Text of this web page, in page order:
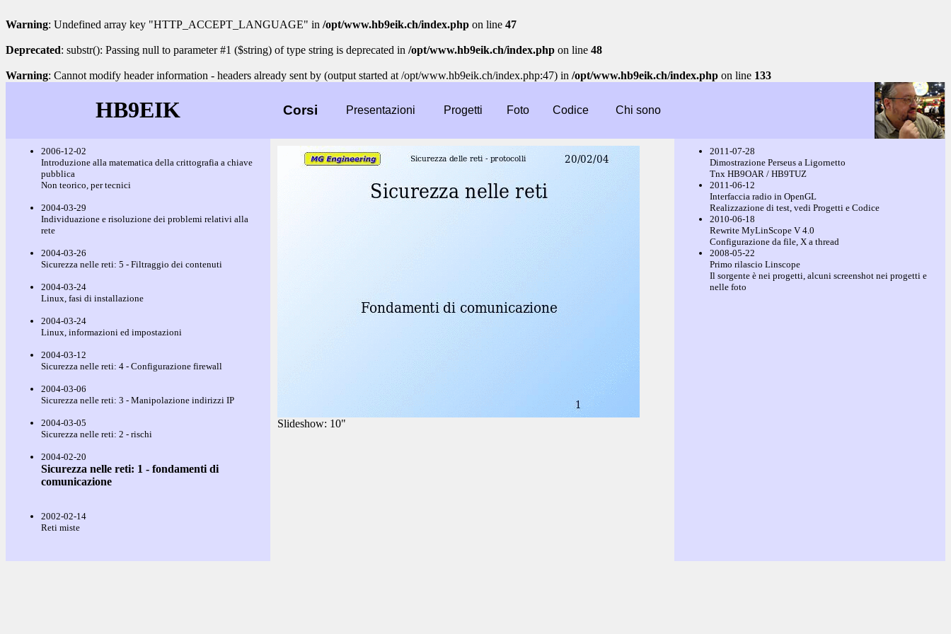
Warning: Undefined array key "HTTP_ACCEPT_LANGUAGE" in /opt/www.hb9eik.ch/index.php on line 47
Deprecated: substr(): Passing null to parameter #1 ($string) of type string is deprecated in /opt/www.hb9eik.ch/index.php on line 48
Warning: Cannot modify header information - headers already sent by (output started at /opt/www.hb9eik.ch/index.php:47) in /opt/www.hb9eik.ch/index.php on line 133
HB9EIK Corsi Presentazioni Progetti Foto Codice Chi sono
2006-12-02
Introduzione alla matematica della crittografia a chiave
pubblica
Non teorico, per tecnici
2004-03-29
Individuazione e risoluzione dei problemi relativi alla
rete
2004-03-26
Sicurezza nelle reti: 5 - Filtraggio dei contenuti
2004-03-24
Linux, fasi di installazione
2004-03-24
Linux, informazioni ed impostazioni
2004-03-12
Sicurezza nelle reti: 4 - Configurazione firewall
2004-03-06
Sicurezza nelle reti: 3 - Manipolazione indirizzi IP
2004-03-05
Sicurezza nelle reti: 2 - rischi
2004-02-20
Sicurezza nelle reti: 1 - fondamenti di
comunicazione
2002-02-14
Reti miste
Slideshow: 10"
2011-07-28
Dimostrazione Perseus a Ligornetto
Tnx HB9OAR / HB9TUZ
2011-06-12
Interfaccia radio in OpenGL
Realizzazione di test, vedi Progetti e Codice
2010-06-18
Rewrite MyLinScope V 4.0
Configurazione da file, X a thread
2008-05-22
Primo rilascio Linscope
Il sorgente è nei progetti, alcuni screenshot nei progetti e
nelle foto